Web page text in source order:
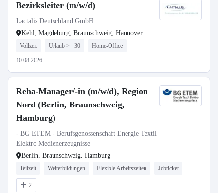
Bezirksleiter (m/w/d)
Lactalis Deutschland GmbH
Kehl, Magdeburg, Braunschweig, Hannover
Vollzeit Urlaub >= 30 Home-Office
10.08.2026
Reha-Manager/-in (m/w/d), Region
Nord (Berlin, Braunschweig,
Hamburg)
- BG ETEM - Berufsgenossenschaft Energie Textil
Elektro Medienerzeugnisse
Berlin, Braunschweig, Hamburg
Teilzeit Weiterbildungen Flexible Arbeitszeiten Jobticket
2